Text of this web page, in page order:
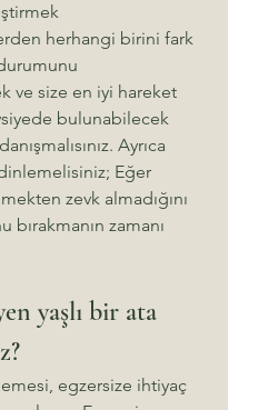
herhangi birini fark
ve size en iyi hareket
bulunabilecek
Ayrıca
Eğer
zevk almadığını
bırakmanın zamanı
yaşlı bir ata
egzersize ihtiyaç